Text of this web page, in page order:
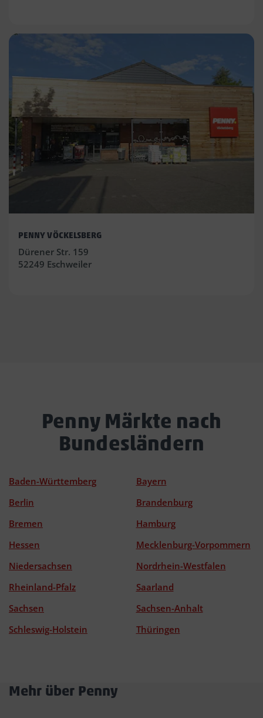
PENNY VÖCKELSBERG
Dürener Str. 159
52249 Eschweiler
Penny Märkte nach
Bundesländern
Baden-Württemberg
Bayern
Berlin
Brandenburg
Bremen
Hamburg
Hessen
Mecklenburg-Vorpommern
Niedersachsen
Nordrhein-Westfalen
Rheinland-Pfalz
Saarland
Sachsen
Sachsen-Anhalt
Schleswig-Holstein
Thüringen
Mehr über Penny